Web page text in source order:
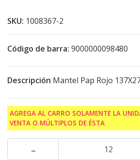
SKU: 1008367-2
Código de barra: 9000000098480
Descripción Mantel Pap Rojo
AGREGA AL CARRO SOLAMENTE LA
VENTA O MÚLTIPLOS DE ÉSTA
-